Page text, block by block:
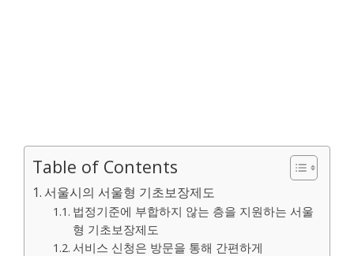
Table of Contents
서울시의 서울형 기초보장제도
법정기준에 부합하지 않는 층을 지원하는 서울
형 기초보장제도
서비스 신청은 방문을 통해 간편하게